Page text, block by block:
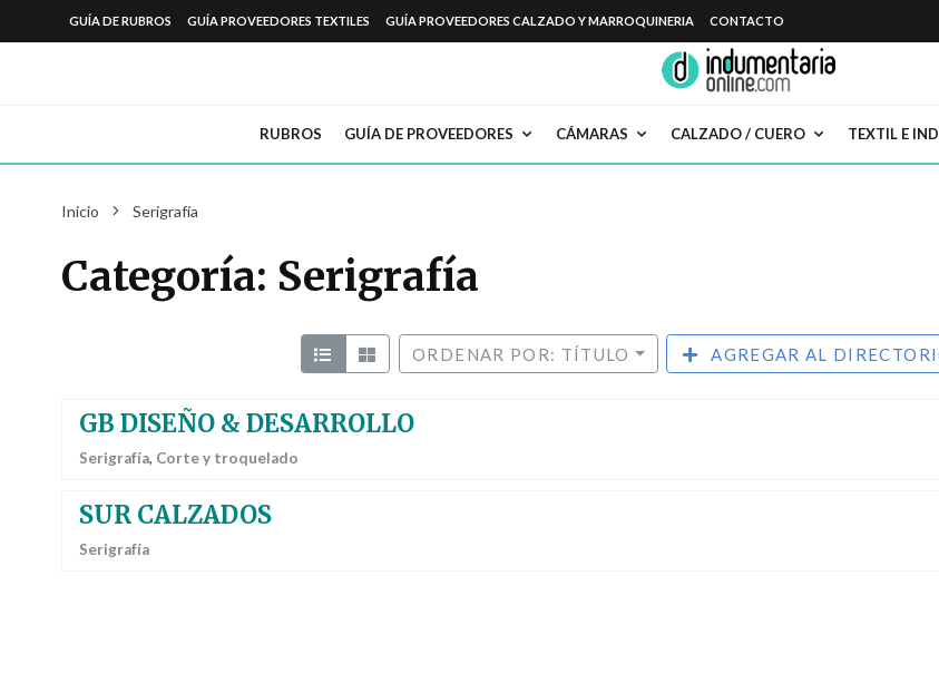
GUÍA DE RUBROS GUÍA PROVEEDORES TEXTILES GUÍA PROVEEDORES CALZADO Y MARROQUINERIA CONTACTO
RUBROS GUÍA DE PROVEEDORES CÁMARAS CALZADO / CUERO TEXTIL E
Inicio Serigrafía
Categoría: Serigrafía
ORDENAR POR: TÍTULO AGREGAR AL
GB DISEÑO & DESARROLLO
Serigrafía, Corte y troquelado
SUR CALZADOS
Serigrafía